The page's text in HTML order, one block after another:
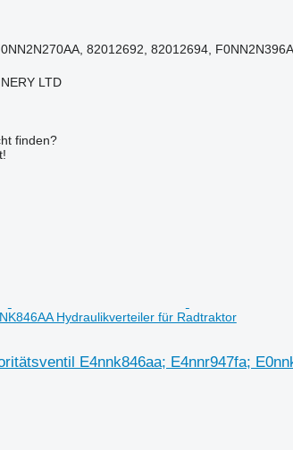
82012692, 82012694,
LTD
finden?
Hydraulikverteiler für Radtraktor
E4nnk846aa; E4nnr947fa;